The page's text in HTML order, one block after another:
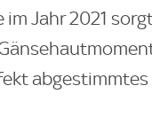
im Jahr 2021